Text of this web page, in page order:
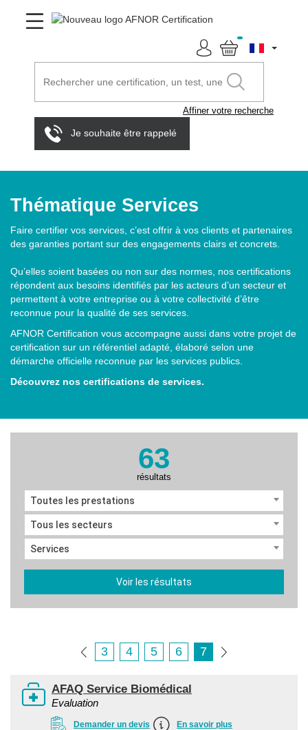
Affiner votre recherche
Je souhaite être rappelé
Thématique Services
Faire certifier vos services, c’est offrir à vos clients et partenaires
des garanties portant sur des engagements clairs et concrets.
Qu’elles soient basées ou non sur des normes, nos certifications
répondent aux besoins identifiés par les acteurs d’un secteur et
permettent à votre entreprise ou à votre collectivité d’être
reconnue pour la qualité de ses services.
AFNOR Certification vous accompagne aussi dans votre projet de
certification sur un référentiel adapté, élaboré selon une
démarche officielle reconnue par les services publics.
Découvrez nos certifications de services.
63
résultats
Toutes les prestations
Tous les secteurs
Services
Voir les résultats
3 4 5 6 7
AFAQ Service Biomédical
Evaluation
Demander un devis En savoir plus